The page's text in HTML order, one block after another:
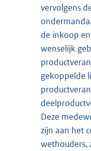
vervolgens
de inkoop
wenselijk
gekoppelde
Deze
zijn aan het
wethouders,